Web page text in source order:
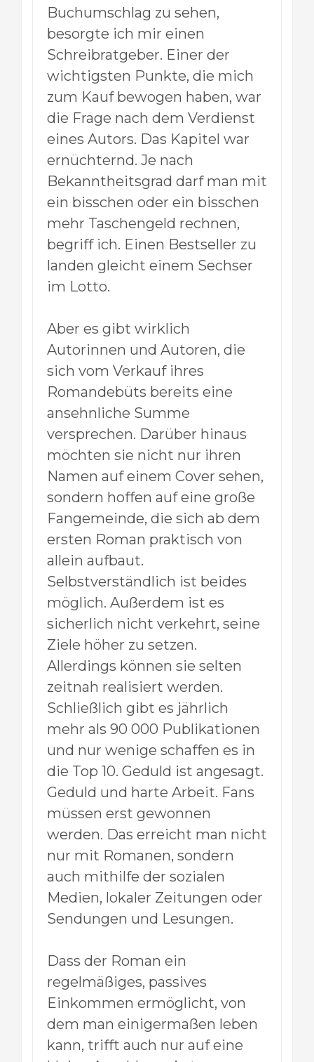
Buchumschlag zu sehen,
besorgte ich mir einen
Schreibratgeber. Einer der
wichtigsten Punkte, die mich
zum Kauf bewogen haben, war
die Frage nach dem Verdienst
eines Autors. Das Kapitel war
ernüchternd. Je nach
Bekanntheitsgrad darf man mit
ein bisschen oder ein bisschen
mehr Taschengeld rechnen,
begriff ich. Einen Bestseller zu
landen gleicht einem Sechser
im Lotto.
Aber es gibt wirklich
Autorinnen und Autoren, die
sich vom Verkauf ihres
Romandebüts bereits eine
ansehnliche Summe
versprechen. Darüber hinaus
möchten sie nicht nur ihren
Namen auf einem Cover sehen,
sondern hoffen auf eine große
Fangemeinde, die sich ab dem
ersten Roman praktisch von
allein aufbaut.
Selbstverständlich ist beides
möglich. Außerdem ist es
sicherlich nicht verkehrt, seine
Ziele höher zu setzen.
Allerdings können sie selten
zeitnah realisiert werden.
Schließlich gibt es jährlich
mehr als 90 000 Publikationen
und nur wenige schaffen es in
die Top 10. Geduld ist angesagt.
Geduld und harte Arbeit. Fans
müssen erst gewonnen
werden. Das erreicht man nicht
nur mit Romanen, sondern
auch mithilfe der sozialen
Medien, lokaler Zeitungen oder
Sendungen und Lesungen.
Dass der Roman ein
regelmäßiges, passives
Einkommen ermöglicht, von
dem man einigermaßen leben
kann, trifft auch nur auf eine